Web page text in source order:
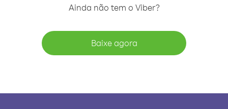
Ainda não tem o Viber?
Baixe agora